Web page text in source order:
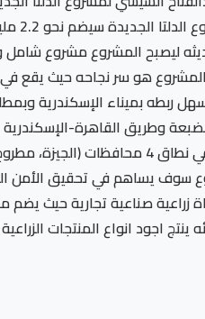
ليصبح المشروع مشروع شامل
هو سر نجاحه حيث يقع
ربطه بميناء الإسكندرية
وطريق القاهرة-الإسكندرية
والفيوم)
سوف يساهم في تحقيق الأمن
زراعية صناعية تجارية حيث
اجود انواع المنتجات الزراعية